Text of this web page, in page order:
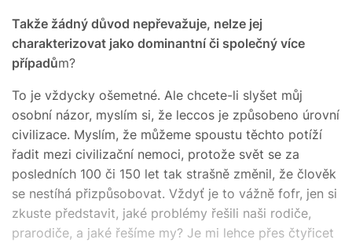
Takže žádný důvod nepřevažuje, nelze jej
charakterizovat jako dominantní či společný více
případům?
To je vždycky ošemetné. Ale chcete-li slyšet můj
osobní názor, myslím si, že leccos je způsobeno úrovní
civilizace. Myslím, že můžeme spoustu těchto potíží
řadit mezi civilizační nemoci, protože svět se za
posledních 100 či 150 let tak strašně změnil, že člověk
se nestíhá přizpůsobovat. Vždyť je to vážně fofr, jen si
zkuste představit, jaké problémy řešili naši rodiče,
prarodiče, a jaké řešíme my? Je mi lehce přes čtyřicet